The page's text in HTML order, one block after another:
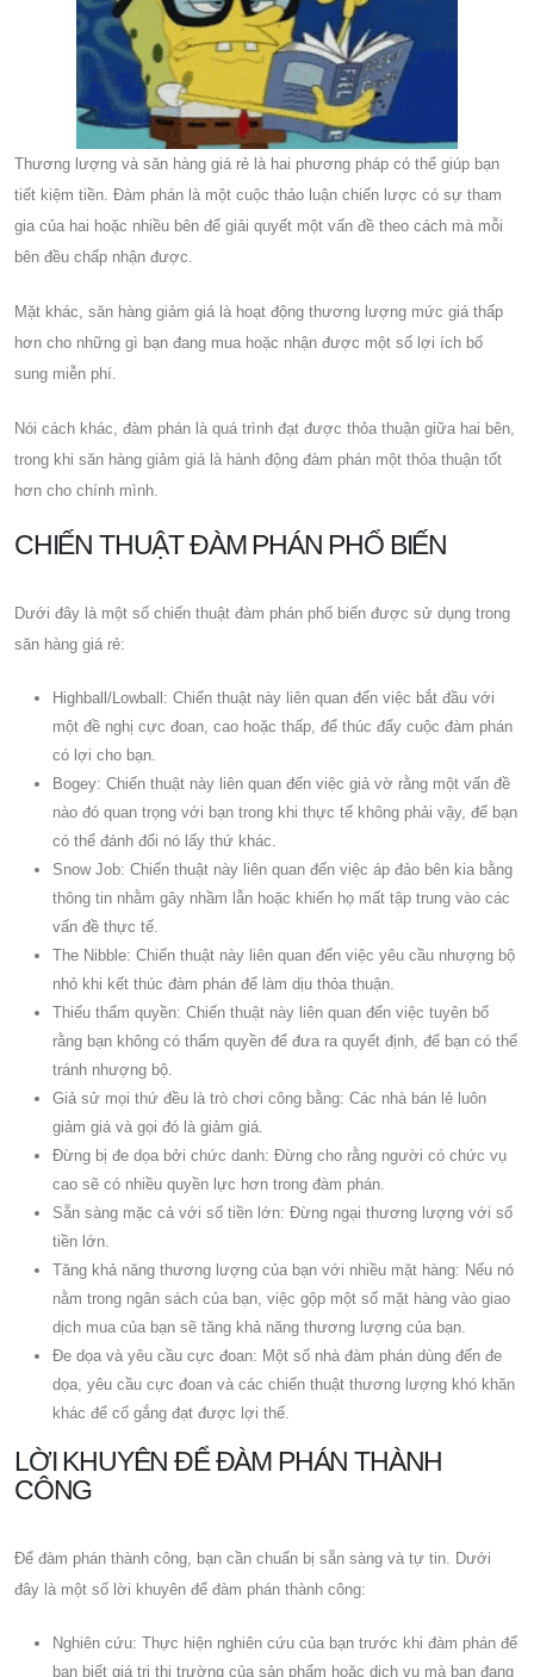
Thương lượng và săn hàng giá rẻ là hai phương pháp có thể giúp bạn
tiết kiệm tiền. Đàm phán là một cuộc thảo luận chiến lược có sự tham
gia của hai hoặc nhiều bên để giải quyết một vấn đề theo cách mà mỗi
bên đều chấp nhận được.
Mặt khác, săn hàng giảm giá là hoạt động thương lượng mức giá thấp
hơn cho những gì bạn đang mua hoặc nhận được một số lợi ích bổ
sung miễn phí.
Nói cách khác, đàm phán là quá trình đạt được thỏa thuận giữa hai bên,
trong khi săn hàng giảm giá là hành động đàm phán một thỏa thuận tốt
hơn cho chính mình.
CHIẾN THUẬT ĐÀM PHÁN PHỔ BIẾN
Dưới đây là một số chiến thuật đàm phán phổ biến được sử dụng trong
săn hàng giá rẻ:
Highball/Lowball: Chiến thuật này liên quan đến việc bắt đầu với
một đề nghị cực đoan, cao hoặc thấp, để thúc đẩy cuộc đàm phán
có lợi cho bạn.
Bogey: Chiến thuật này liên quan đến việc giả vờ rằng một vấn đề
nào đó quan trọng với bạn trong khi thực tế không phải vậy, để bạn
có thể đánh đổi nó lấy thứ khác.
Snow Job: Chiến thuật này liên quan đến việc áp đảo bên kia bằng
thông tin nhằm gây nhầm lẫn hoặc khiến họ mất tập trung vào các
vấn đề thực tế.
The Nibble: Chiến thuật này liên quan đến việc yêu cầu nhượng bộ
nhỏ khi kết thúc đàm phán để làm dịu thỏa thuận.
Thiếu thẩm quyền: Chiến thuật này liên quan đến việc tuyên bố
rằng bạn không có thẩm quyền để đưa ra quyết định, để bạn có thể
tránh nhượng bộ.
Giả sử mọi thứ đều là trò chơi công bằng: Các nhà bán lẻ luôn
giảm giá và gọi đó là giảm giá.
Đừng bị đe dọa bởi chức danh: Đừng cho rằng người có chức vụ
cao sẽ có nhiều quyền lực hơn trong đàm phán.
Sẵn sàng mặc cả với số tiền lớn: Đừng ngại thương lượng với số
tiền lớn.
Tăng khả năng thương lượng của bạn với nhiều mặt hàng: Nếu nó
nằm trong ngân sách của bạn, việc gộp một số mặt hàng vào giao
dịch mua của bạn sẽ tăng khả năng thương lượng của bạn.
Đe dọa và yêu cầu cực đoan: Một số nhà đàm phán dùng đến đe
dọa, yêu cầu cực đoan và các chiến thuật thương lượng khó khăn
khác để cố gắng đạt được lợi thế.
LỜI KHUYÊN ĐỂ ĐÀM PHÁN THÀNH
CÔNG
Để đàm phán thành công, bạn cần chuẩn bị sẵn sàng và tự tin. Dưới
đây là một số lời khuyên để đàm phán thành công:
Nghiên cứu: Thực hiện nghiên cứu của bạn trước khi đàm phán để
bạn biết giá trị thị trường của sản phẩm hoặc dịch vụ mà bạn đang